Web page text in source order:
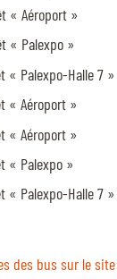
« Aéroport »
« Palexpo »
« Palexpo-Halle 7 »
« Aéroport »
« Aéroport »
« Palexpo »
« Palexpo-Halle 7 »
des bus sur le site